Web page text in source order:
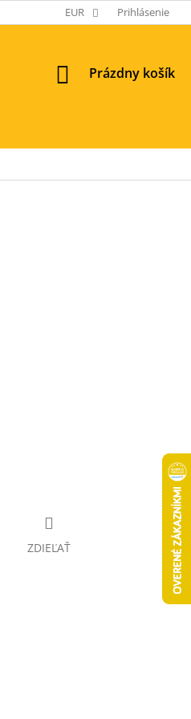
EUR Prihlásenie
NÁKUPNÝ
Prázdny košík
ZDIEĽAŤ